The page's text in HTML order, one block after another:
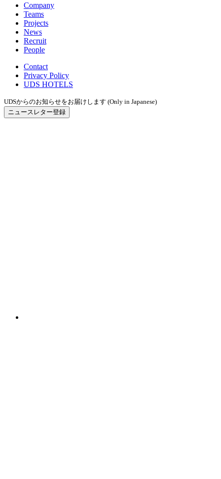
Company
Teams
Projects
News
Recruit
People
Contact
Privacy Policy
UDS HOTELS
UDSからのお知らせをお届けします (Only in Japanese)
ニュースレター登録